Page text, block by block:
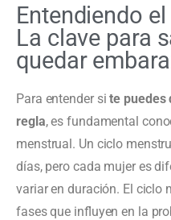
Entendiendo
La clave para
quedar
Para entender site puedes
regla, es fundamental
menstrual. Un ciclo
días, pero cada mujer es
variar en duración. El ciclo
fases que influyen en la